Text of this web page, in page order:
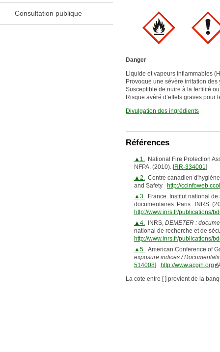
Consultation publique
Danger
Liquide et vapeurs inflammables
Provoque une sévère irritation des
Susceptible de nuire à la fertilité
Risque avéré d’effets graves pour
Divulgation des ingrédients
Références
▲1.National Fire Protection
NFPA. (2010). [RR-334001]
▲2.Centre canadien
and Safety http://
▲3.France. Institut national de
documentaires. Paris : INRS.
http://www.inrs.fr/publications/
▲4.INRS, DEMETER :
national de recherche et de
http://www.inrs.fr/publications/
▲5.American Conference of
exposure indices /
514008] http://www.acgih.org
La cote entre [ ] provient de la